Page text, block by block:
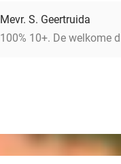
Mevr. S. Geertruida
100% 10+. De welkome